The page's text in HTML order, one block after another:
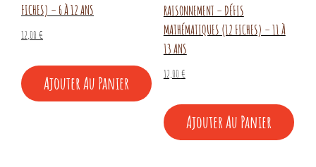
FICHES) – 6 À 12 ANS
12,00 €
Ajouter Au Panier
RAISONNEMENT – DÉFIS
MATHÉMATIQUES (12 FICHES) – 11 À
13 ANS
12,00 €
Ajouter Au Panier